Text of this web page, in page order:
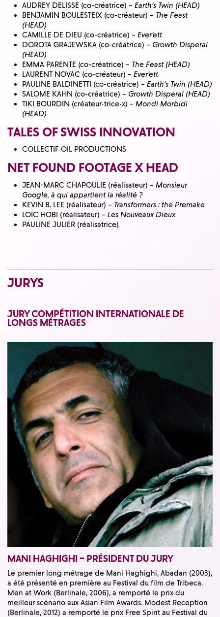
AUDREY DELISSE (co-créatrice) – Earth’s Twin (HEAD)
BENJAMIN BOULESTEIX (co-créateur) – The Feast
(HEAD)
CAMILLE DE DIEU (co-créatrice) – Ever’ett
DOROTA GRAJEWSKA (co-créatrice) – Growth Disperal
(HEAD)
EMMA PARENTE (co-créatrice) – The Feast (HEAD)
LAURENT NOVAC (co-créateur) – Ever’ett
PAULINE BALDINETTI (co-créatrice) – Earth’s Twin (HEAD)
SALOME KAHN (co-créatrice) – Growth Disperal (HEAD)
TIKI BOURDIN (créateur·trice·x) – Mondi Morbidi
(HEAD)
TALES OF SWISS INNOVATION
COLLECTIF OIL PRODUCTIONS
NET FOUND FOOTAGE X HEAD
JEAN-MARC CHAPOULIE (réalisateur) – Monsieur
Google, à qui appartient la réalité ?
KEVIN B. LEE (réalisateur) – Transformers : the Premake
LOÏC HOBI (réalisateur) – Les Nouveaux Dieux
PAULINE JULIER (réalisatrice)
JURYS
JURY COMPÉTITION INTERNATIONALE DE
LONGS MÉTRAGES
MANI HAGHIGHI – PRÉSIDENT DU JURY
Le premier long métrage de Mani Haghighi, Abadan (2003),
a été présenté en première au Festival du film de Tribeca.
Men at Work (Berlinale, 2006), a remporté le prix du
meilleur scénario aux Asian Film Awards. Modest Reception
(Berlinale, 2012) a remporté le prix Free Spirit au Festival du